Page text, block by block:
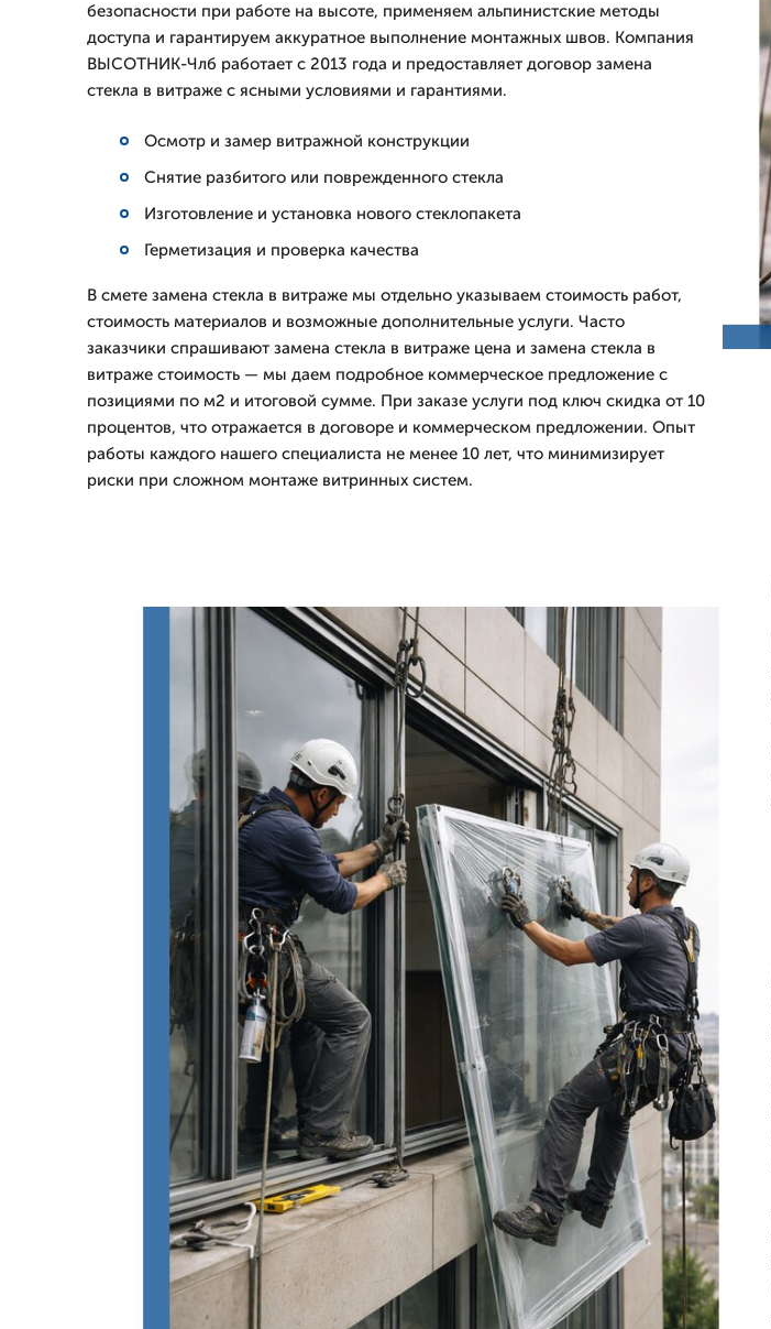
безопасности при работе на высоте, применяем альпинистские методы
доступа и гарантируем аккуратное выполнение монтажных швов. Компания
ВЫСОТНИК-Члб работает с 2013 года и предоставляет договор замена
стекла в витраже с ясными условиями и гарантиями.
Осмотр и замер витражной конструкции
Снятие разбитого или поврежденного стекла
Изготовление и установка нового стеклопакета
Герметизация и проверка качества
В смете замена стекла в витраже мы отдельно указываем стоимость работ,
стоимость материалов и возможные дополнительные услуги. Часто
заказчики спрашивают замена стекла в витраже цена и замена стекла в
витраже стоимость — мы даем подробное коммерческое предложение с
позициями по м2 и итоговой сумме. При заказе услуги под ключ скидка от 10
процентов, что отражается в договоре и коммерческом предложении. Опыт
работы каждого нашего специалиста не менее 10 лет, что минимизирует
риски при сложном монтаже витринных систем.